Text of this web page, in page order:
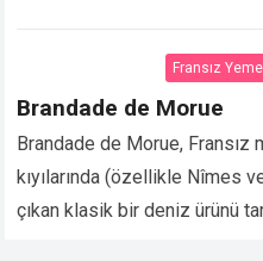
Fransız
Brandade de Morue
Brandade de Morue, Fransız
kıyılarında (özellikle Nîmes
çıkan klasik bir deniz ürünü